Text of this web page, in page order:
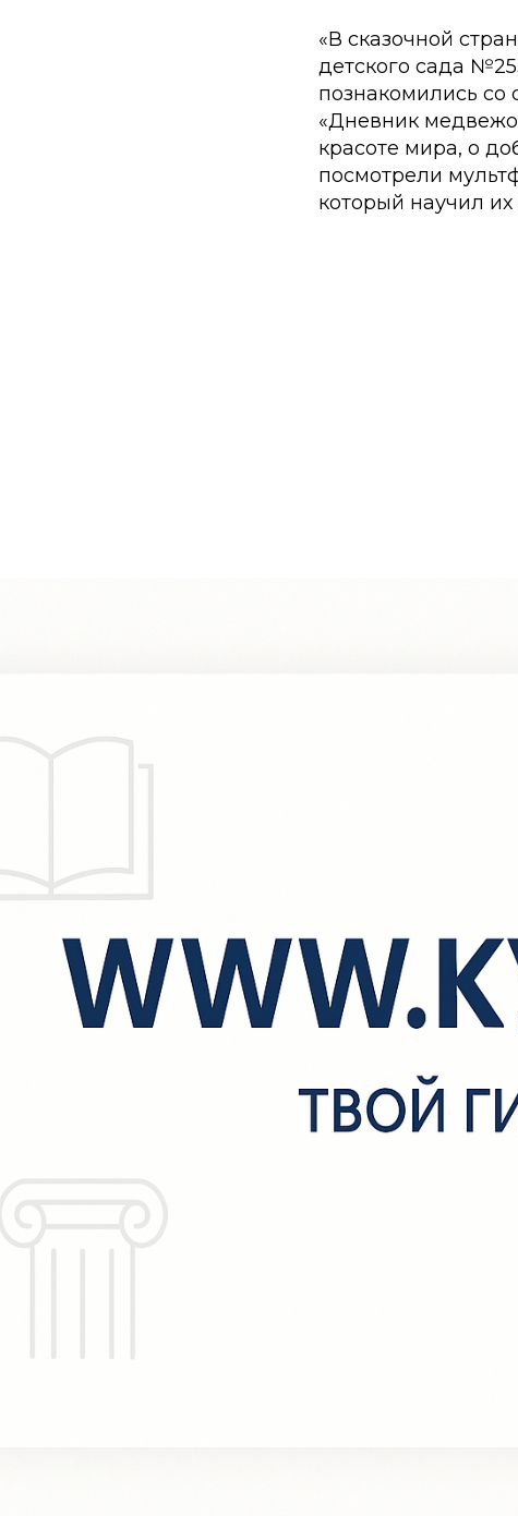
«В сказочной
детского сада
познакомились со
«Дневник
красоте мира, о
посмотрели
который научил